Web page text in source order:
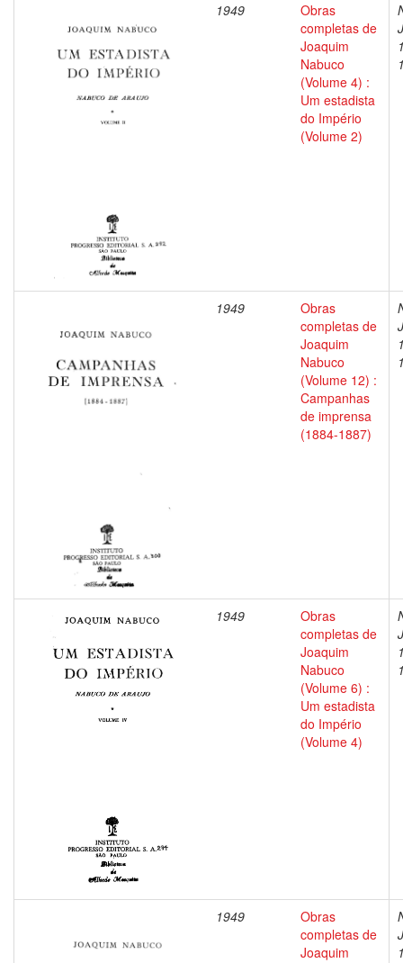
1949
Obras
completas de
Joaquim
Nabuco
(Volume 4) :
Um estadista
do Império
(Volume 2)
1949
Obras
completas de
Joaquim
Nabuco
(Volume 12) :
Campanhas
de imprensa
(1884-1887)
1949
Obras
completas de
Joaquim
Nabuco
(Volume 6) :
Um estadista
do Império
(Volume 4)
1949
Obras
completas de
Joaquim